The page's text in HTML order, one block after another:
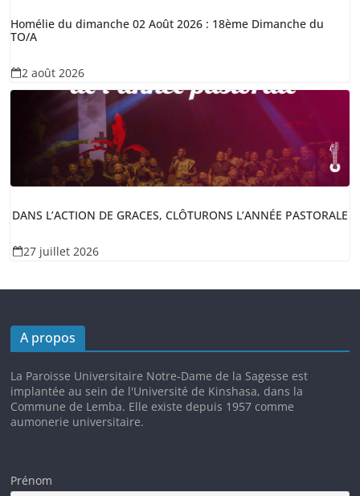
Homélie du dimanche 02 Août 2026 : 18ème Dimanche du
TO/A
2 août 2026
DANS L’ACTION DE GRACES, CLÔTURONS L’ANNÉE PASTORALE
27 juillet 2026
A propos
La Paroisse Universitaire Notre-Dame de la Sagesse est
implantée au sein de l'Université de Kinshasa, dans la
Commune de Lemba. Elle existe depuis 1957 comme
aumonerie universitaire.
Prénom